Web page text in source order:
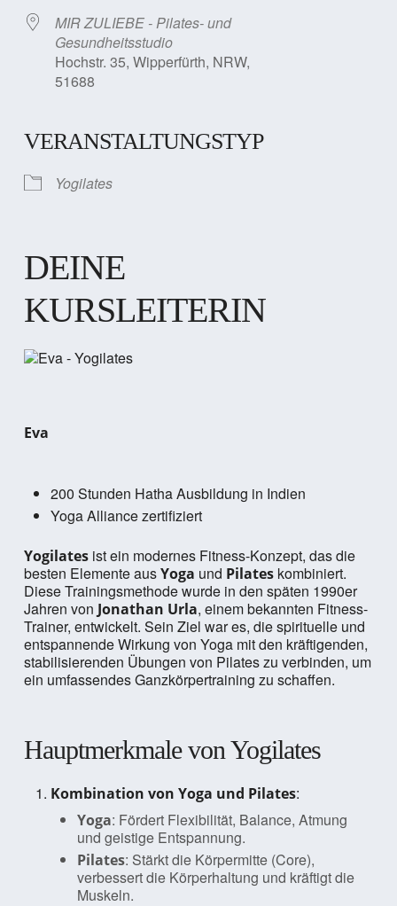
MIR ZULIEBE - Pilates- und
Gesundheitsstudio
Hochstr. 35, Wipperfürth, NRW,
51688
VERANSTALTUNGSTYP
Yogilates
DEINE
KURSLEITERIN
Eva
200 Stunden Hatha Ausbildung in Indien
Yoga Alliance zertifiziert
Yogilatesist ein modernes Fitness-Konzept, das die
besten Elemente ausYoga und Pilateskombiniert.
Diese Trainingsmethode wurde in den späten 1990er
Jahren von Jonathan Urla, einem bekannten Fitness-
Trainer, entwickelt. Sein Ziel war es, die spirituelle und
entspannende Wirkung von Yoga mit den kräftigenden,
stabilisierenden Übungen von Pilates zu verbinden, um
ein umfassendes Ganzkörpertraining zu schaffen.
Hauptmerkmale von Yogilates
Kombination von Yoga und Pilates:
Yoga: Fördert Flexibilität, Balance, Atmung
und geistige Entspannung.
Pilates: Stärkt die Körpermitte (Core),
verbessert die Körperhaltung und kräftigt die
Muskeln.